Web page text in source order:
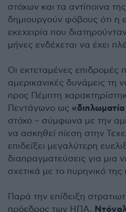
στόχων και τα αντίποινα
δημιουργούν φόβους ότι η
εκεχειρία που
μήνες ενδέχεται να έχει
Οι εκτεταμένες επιδρομές
αμερικανικές δυνάμεις τη
προς Πέμπτη
Πεντάγωνο ως
στόχο – σύμφωνα με την
να ασκηθεί πίεση στην
επιδείξει μεγαλύτερη
διαπραγματεύσεις για μια
σχετικά με το πυρηνικό
Παρά την επίδειξη
πρόεδρος των ΗΠΑ,